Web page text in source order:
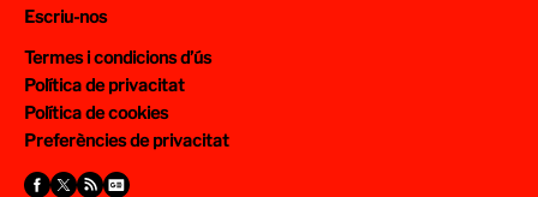
Escriu-nos
Termes i condicions d’ús
Política de privacitat
Política de cookies
Preferències de privacitat